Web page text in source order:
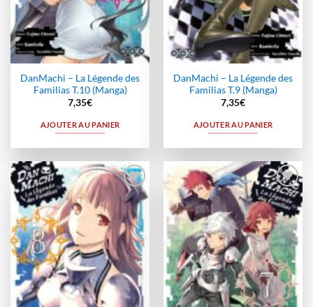
DanMachi – La Légende des
Familias T.10 (Manga)
7,35€
AJOUTER AU PANIER
DanMachi – La Légende des
Familias T.9 (Manga)
7,35€
AJOUTER AU PANIER
Ajouter
à la
wishlist
Ajouter
à la
wishlist